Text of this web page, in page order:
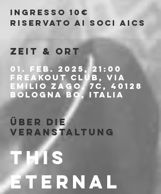
Ingresso 10€
riservato ai soci AICS
Zeit & Ort
01. Feb. 2025, 21:00
Freakout Club, Via
Emilio Zago, 7c, 40128
Bologna BO, Italia
Über die
Veranstaltung
THIS
ETERNAL